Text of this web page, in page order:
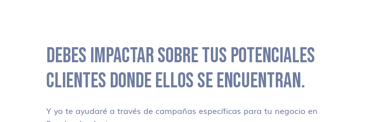
DEBES IMPACTAR SOBRE TUS POTENCIALES
CLIENTES DONDE ELLOS SE ENCUENTRAN.
Y yo te ayudaré a través de campañas específicas para tu negocio en